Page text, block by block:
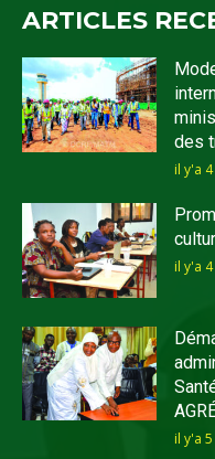
ARTICLES
des
il y'a
il y'a
il y'a